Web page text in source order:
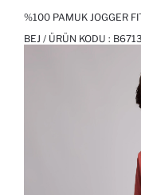
%100 PAMUK JOGGER
BEJ / ÜRÜN KODU :